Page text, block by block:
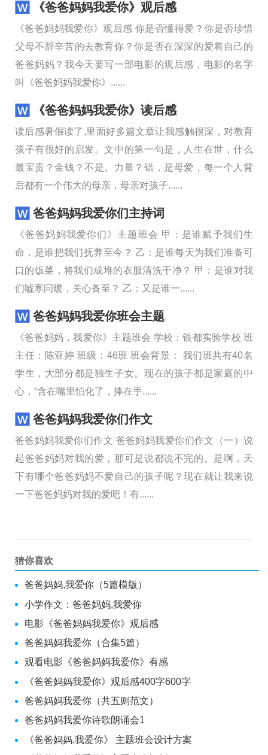
《爸爸妈妈我爱你》观后感
《爸爸妈妈我爱你》观后感 你是否懂得爱？你是否珍惜
父母不辞辛苦的去教育你？你是否在深深的爱着自己的
爸爸妈妈？我今天要写一部电影的观后感，电影的名字
叫《爸爸妈妈我爱你》......
《爸爸妈妈我爱你》读后感
读后感暑假读了,里面好多篇文章让我感触很深，对教育
孩子有很好的启发。文中的第一句是，人生在世，什么
最宝贵？金钱？不是。力量？错，是母爱，每一个人背
后都有一个伟大的母亲，母亲对孩子......
爸爸妈妈我爱你们主持词
《爸爸妈妈我爱你们》主题班会 甲：是谁赋予我们生
命，是谁把我们抚养至今？ 乙：是谁每天为我们准备可
口的饭菜，将我们成堆的衣服清洗干净？ 甲：是谁对我
们嘘寒问暖，关心备至？ 乙：又是谁一......
爸爸妈妈我爱你班会主题
《爸爸妈妈，我爱你》主题班会 学校：银都实验学校 班
主任：陈亚婷 班级：46班 班会背景： 我们班共有40名
学生，大部分都是独生子女。现在的孩子都是家庭的中
心，“含在嘴里怕化了，捧在手......
爸爸妈妈我爱你们作文
爸爸妈妈我爱你们作文 爸爸妈妈我爱你们作文（一）说
起爸爸妈妈对我的爱，那可是说都说不完的。是啊，天
下有哪个爸爸妈妈不爱自己的孩子呢？现在就让我来说
一下爸爸妈妈对我的爱吧！有......
猜你喜欢
爸爸妈妈,我爱你（5篇模版）
小学作文：爸爸妈妈,我爱你
电影《爸爸妈妈我爱你》观后感
爸爸妈妈我爱你（合集5篇）
观看电影《爸爸妈妈我爱你》有感
《爸爸妈妈我爱你》观后感400字600字
爸爸妈妈我爱你（共五则范文）
爸爸妈妈我爱你诗歌朗诵会1
《爸爸妈妈,我爱你》 主题班会设计方案